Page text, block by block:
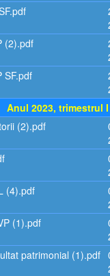
(2).pdf
SF.pdf
Anul 2023, trimestrul I
(2).pdf
(4).pdf
(1).pdf
patrimonial (1).pdf